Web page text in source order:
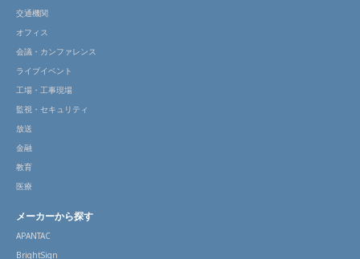
交通機関
オフィス
会議・カンファレンス
ライブイベント
工場・工事現場
監視・セキュリティ
放送
金融
教育
医療
メーカーから探す
APANTAC
BrightSign